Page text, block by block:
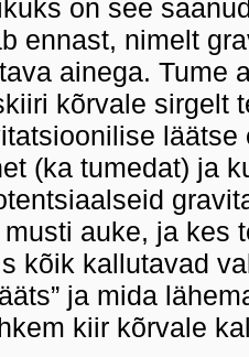
on see
ennast, nimelt
ainega. Tume
kõrvale sirgelt
(ka tumedat) ja
auke, ja kes
kõik kallutavad
ja mida
kiir kõrvale